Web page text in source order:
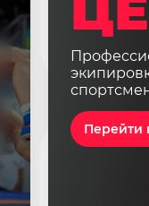
Перейти